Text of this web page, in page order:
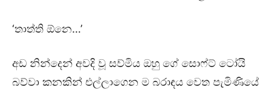
‘තාත්ති ඕනෙ…’
අඩ නින්දෙන් අවදි වූ සව්මිය ඔහු ගේ සොෆ්ට් ටෝයි
බව්වා කනකින් එල්ලාගෙන ම බරාඳය වෙත පැමිණියේ